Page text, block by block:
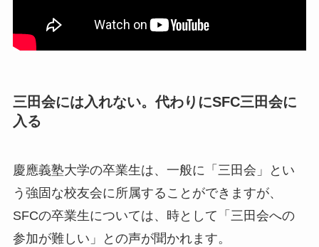
三田会には入れない。代わりにSFC三田会に
入る
慶應義塾大学の卒業生は、一般に「三田会」とい
う強固な校友会に所属することができますが、
SFCの卒業生については、時として「三田会への
参加が難しい」との声が聞かれます。